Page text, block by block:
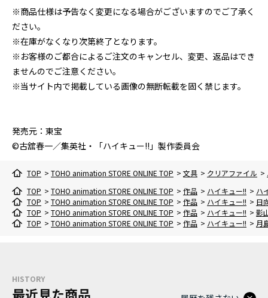
※商品仕様は予告なく変更になる場合がございますのでご了承く
ださい。
※在庫がなくなり次第終了となります。
※お客様のご都合によるご注文のキャンセル、変更、返品はでき
ませんのでご注意ください。
※当サイト内で掲載している画像の無断転載を固く禁じます。
発売元：東宝
©古舘春一／集英社・「ハイキュー!!」製作委員会
TOP > TOHO animation STORE ONLINE TOP > 文具 > クリアファイル >
TOP > TOHO animation STORE ONLINE TOP > 作品 > ハイキュー!! > ハ
TOP > TOHO animation STORE ONLINE TOP > 作品 > ハイキュー!! > 日
TOP > TOHO animation STORE ONLINE TOP > 作品 > ハイキュー!! > 影
TOP > TOHO animation STORE ONLINE TOP > 作品 > ハイキュー!! > 月
HISTORY
最近見た商品